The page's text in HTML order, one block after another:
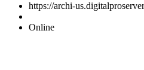
https://archi-
Online